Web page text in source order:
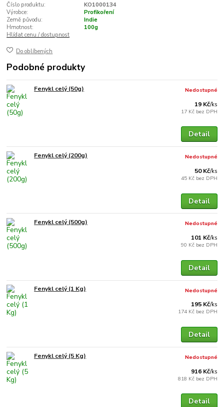
Číslo produktu:
KO1000134
Výrobce:
Profikoření
Země původu:
Indie
Hmotnost:
100g
Hlídat cenu / dostupnost
Do oblíbených
Podobné produkty
Fenykl celý (50g)
19 Kč/ks
17 Kč bez DPH
Nedostupné
Detail
Fenykl celý (200g)
50 Kč/ks
45 Kč bez DPH
Nedostupné
Detail
Fenykl celý (500g)
101 Kč/ks
90 Kč bez DPH
Nedostupné
Detail
Fenykl celý (1 Kg)
195 Kč/ks
174 Kč bez DPH
Nedostupné
Detail
Fenykl celý (5 Kg)
916 Kč/ks
818 Kč bez DPH
Nedostupné
Detail